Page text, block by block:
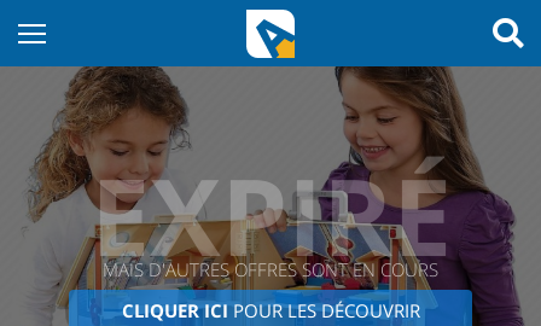
EXPIRÉ
MAIS D'AUTRES OFFRES SONT EN COURS
CLIQUER ICIPOUR LES DÉCOUVRIR